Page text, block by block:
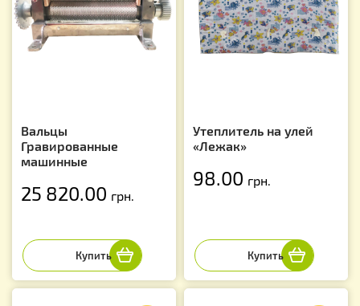
Вальцы
Гравированные
машинные
25 820.00 грн.
Утеплитель на улей
«Лежак»
98.00 грн.